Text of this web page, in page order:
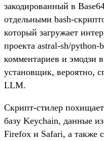
закодированный в
отдельными bash-
который загружает
проекта astral-sh/
комментариев и эмодзи
установщик, вероятно,
LLM.
Скрипт-стилер
базу Keychain, данные
Firefox и Safari, а также